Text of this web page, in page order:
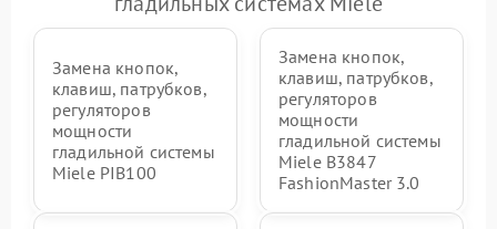
индикаторов (дисплея)
Замена кнопок,
клавиш, патрубков,
регуляторов
мощности
гладильной системы
Miele PIB100
Замена кнопок,
клавиш, патрубков,
регуляторов
мощности
гладильной системы
Miele B3847
FashionMaster 3.0